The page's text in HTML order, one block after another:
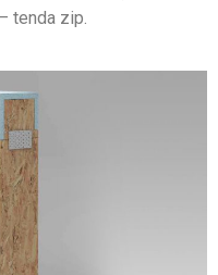
tenda zip.